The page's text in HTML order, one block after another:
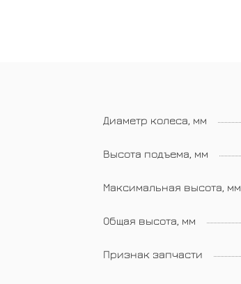
Диаметр колеса, мм
Высота подъема, мм
Максимальная высота, мм
Общая высота, мм
Признак запчасти